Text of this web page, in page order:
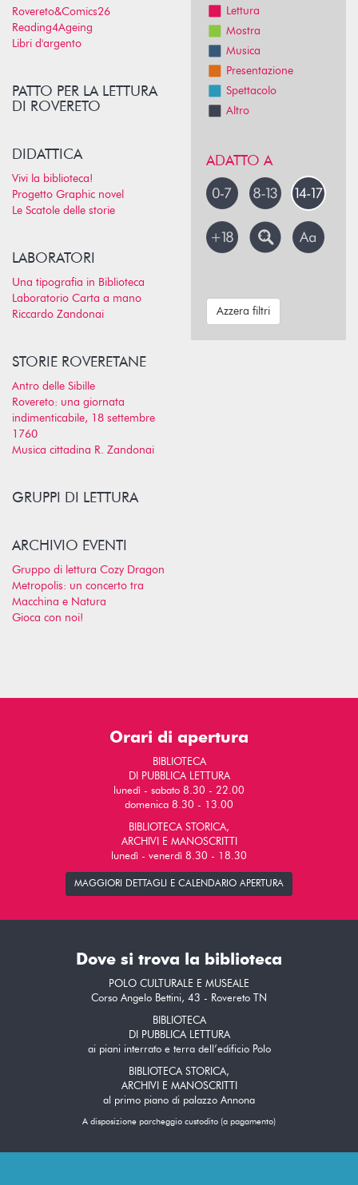
Rovereto&Comics26
Reading4Ageing
Libri d'argento
PATTO PER LA LETTURA
DI ROVERETO
DIDATTICA
Vivi la biblioteca!
Progetto Graphic novel
Le Scatole delle storie
LABORATORI
Una tipografia in Biblioteca
Laboratorio Carta a mano
Riccardo Zandonai
STORIE ROVERETANE
Antro delle Sibille
Rovereto: una giornata
indimenticabile, 18 settembre
1760
Musica cittadina R. Zandonai
GRUPPI DI LETTURA
ARCHIVIO EVENTI
Gruppo di lettura Cozy Dragon
Metropolis: un concerto tra
Macchina e Natura
Gioca con noi!
Lettura
Mostra
Musica
Presentazione
Spettacolo
Altro
ADATTO A
Azzera filtri
Orari di apertura
BIBLIOTECA
DI PUBBLICA LETTURA
lunedì - sabato 8.30 - 22.00
domenica 8.30 - 13.00
BIBLIOTECA STORICA,
ARCHIVI E MANOSCRITTI
lunedì - venerdì 8.30 - 18.30
MAGGIORI DETTAGLI E CALENDARIO APERTURA
Dove si trova la biblioteca
POLO CULTURALE E MUSEALE
Corso Angelo Bettini, 43 - Rovereto TN
BIBLIOTECA
DI PUBBLICA LETTURA
ai piani interrato e terra dell’edificio Polo
BIBLIOTECA STORICA,
ARCHIVI E MANOSCRITTI
al primo piano di palazzo Annona
A disposizione parcheggio custodito (a pagamento)